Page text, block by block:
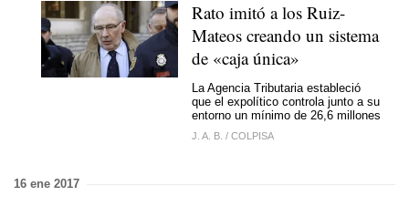
Rato imitó a los Ruiz-
Mateos creando un sistema
de «caja única»
La Agencia Tributaria estableció
que el expolítico controla junto a su
entorno un mínimo de 26,6 millones
J. A. B. / COLPISA
16 ene 2017